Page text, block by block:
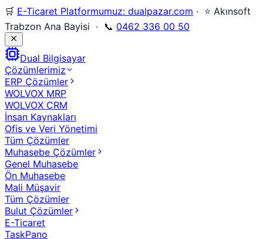
🛒 E-Ticaret Platformumuz: dualpazar.com · ⭐ Akınsoft
Trabzon Ana Bayisi · 📞 0462 336 00 50
Dual Bilgisayar
Çözümlerimiz
ERP Çözümler
WOLVOX MRP
WOLVOX CRM
İnsan Kaynakları
Ofis ve Veri Yönetimi
Tüm Çözümler
Muhasebe Çözümler
Genel Muhasebe
Ön Muhasebe
Mali Müşavir
Tüm Çözümler
Bulut Çözümler
E-Ticaret
TaskPano